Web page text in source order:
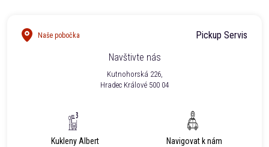
Naše pobočka
Pickup Servis
Navštivte nás
Kutnohorská 226,
Hradec Králové 500 04
Kukleny Albert Navigovat k nám